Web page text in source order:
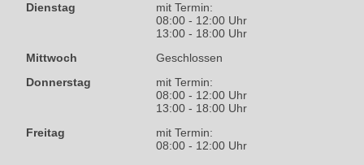
Dienstag
mit Termin:
08:00 - 12:00 Uhr
13:00 - 18:00 Uhr
Mittwoch
Geschlossen
Donnerstag
mit Termin:
08:00 - 12:00 Uhr
13:00 - 18:00 Uhr
Freitag
mit Termin:
08:00 - 12:00 Uhr